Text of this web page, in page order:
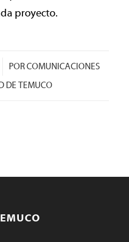
proyecto.
PORCOMUNICACIONES
DE TEMUCO